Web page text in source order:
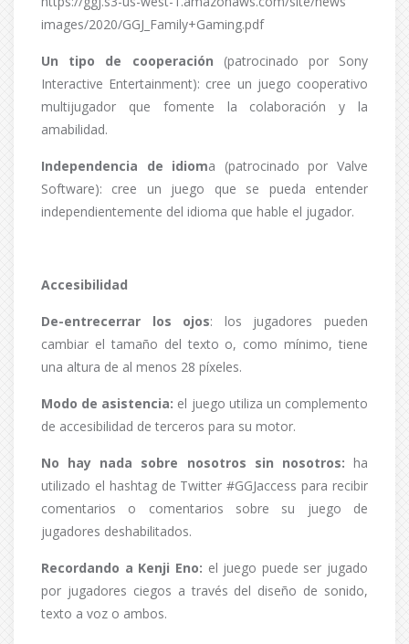
images/2020/GGJ_Family+Gaming.pdf
Un tipo de cooperación (patrocinado por Sony
Interactive Entertainment): cree un juego cooperativo
multijugador que fomente la colaboración y la
amabilidad.
Independencia de idioma (patrocinado por Valve
Software): cree un juego que se pueda entender
independientemente del idioma que hable el jugador.
Accesibilidad
De-entrecerrar los ojos: los jugadores pueden
cambiar el tamaño del texto o, como mínimo, tiene
una altura de al menos 28 píxeles.
Modo de asistencia: el juego utiliza un complemento
de accesibilidad de terceros para su motor.
No hay nada sobre nosotros sin nosotros: ha
utilizado el hashtag de Twitter #GGJaccess para recibir
comentarios o comentarios sobre su juego de
jugadores deshabilitados.
Recordando a Kenji Eno: el juego puede ser jugado
por jugadores ciegos a través del diseño de sonido,
texto a voz o ambos.